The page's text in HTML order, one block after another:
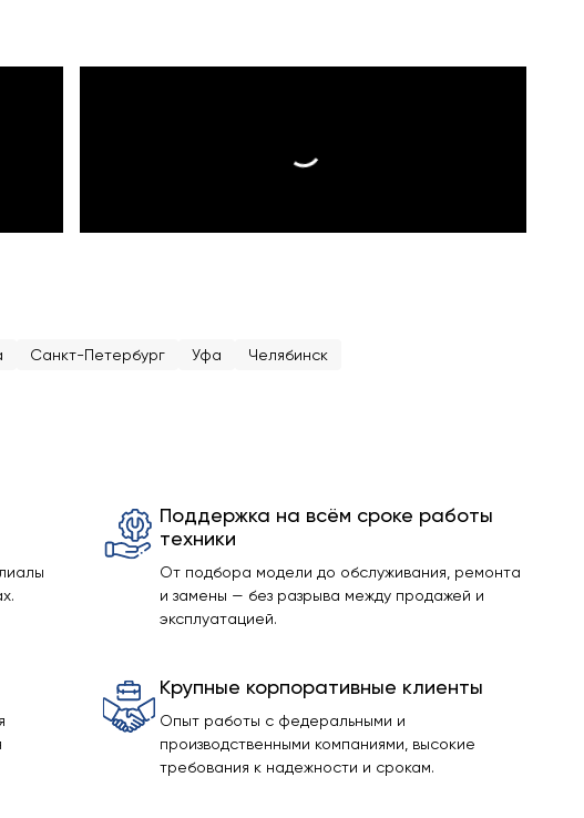
Санкт-Петербург Уфа Челябинск
Поддержка на всём сроке работы
техники
От подбора модели до обслуживания, ремонта
и замены — без разрыва между продажей и
эксплуатацией.
Крупные корпоративные клиенты
Опыт работы с федеральными и
производственными компаниями, высокие
требования к надежности и срокам.